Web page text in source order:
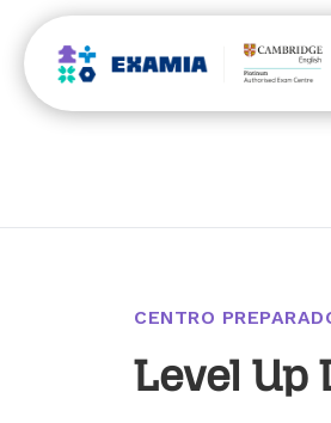
CENTRO
Level Up